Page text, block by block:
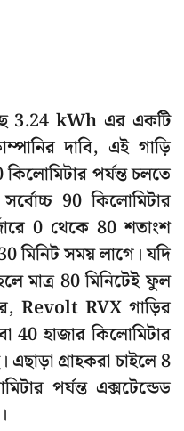
3.24 kWh এর একটি
দাবি, এই গাড়ি
পর্যন্ত চলতে
90 কিলোমিটার
0 থেকে 80 শতাংশ
মিনিট সময় লাগে। যদি
মাত্র 80 মিনিটেই ফুল
Revolt RVX গাড়ির
40 হাজার কিলোমিটার
এছাড়া গ্রাহকরা চাইলে 8
পর্যন্ত এক্সটেন্ডেড